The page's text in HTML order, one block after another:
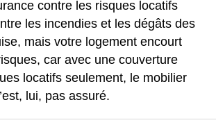
contre les risques locatifs
les incendies et les dégâts des
mais votre logement encourt
car avec une couverture
locatifs seulement, le mobilier
lui, pas assuré.